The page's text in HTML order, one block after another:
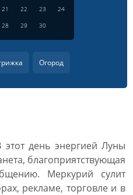
21 22 23
24
28 29 30
Огород
день энергией Луны
благоприятствующая
Меркурий сулит
рекламе, торговле и в